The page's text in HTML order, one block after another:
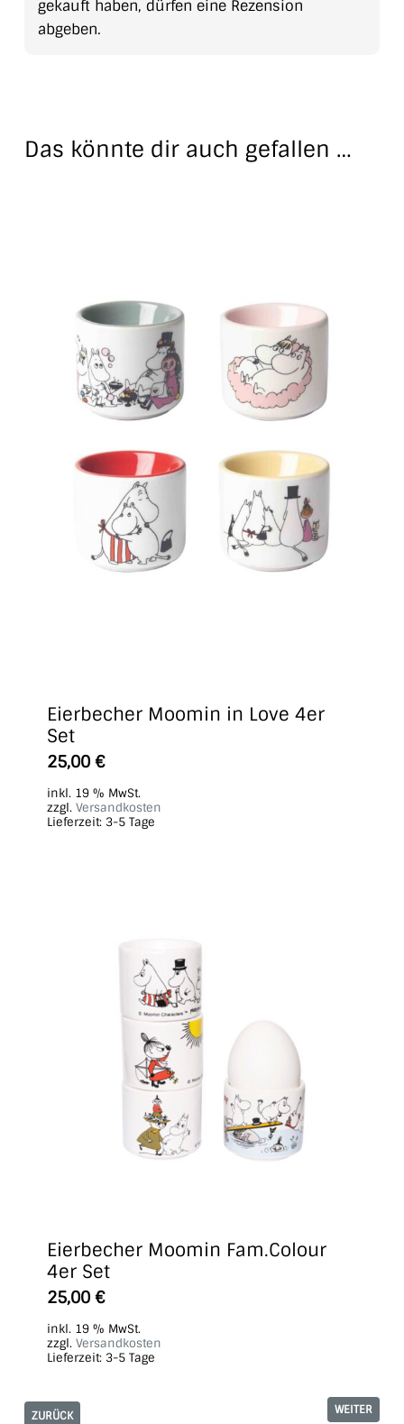
gekauft haben, dürfen eine Rezension
abgeben.
Das könnte dir auch gefallen …
Eierbecher Moomin in Love 4er
Set
25,00 €
inkl. 19 % MwSt.
zzgl. Versandkosten
Lieferzeit: 3-5 Tage
Eierbecher Moomin Fam.Colour
4er Set
25,00 €
inkl. 19 % MwSt.
zzgl. Versandkosten
Lieferzeit: 3-5 Tage
ZURÜCK WEITER